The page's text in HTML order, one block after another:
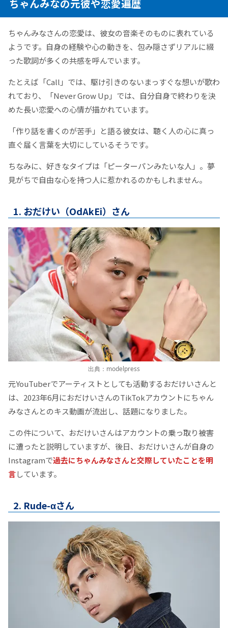
ちゃんみなの元彼や恋愛遍歴
ちゃんみなさんの恋愛は、彼女の音楽そのものに表れている
ようです。自身の経験や心の動きを、包み隠さずリアルに綴
った歌詞が多くの共感を呼んでいます。
たとえば「Call」では、駆け引きのないまっすぐな想いが歌わ
れており、「Never Grow Up」では、自分自身で終わりを決
めた長い恋愛への心情が描かれています。
「作り話を書くのが苦手」と語る彼女は、聴く人の心に真っ
直ぐ届く言葉を大切にしているそうです。
ちなみに、好きなタイプは「ピーターパンみたいな人」。夢
見がちで自由な心を持つ人に惹かれるのかもしれません。
1. おだけい（OdAkEi）さん
出典：modelpress
元YouTuberでアーティストとしても活動するおだけいさんと
は、2023年6月におだけいさんのTikTokアカウントにちゃん
みなさんとのキス動画が流出し、話題になりました。
この件について、おだけいさんはアカウントの乗っ取り被害
に遭ったと説明していますが、後日、おだけいさんが自身の
Instagramで過去にちゃんみなさんと交際していたことを明
言しています。
2. Rude-αさん